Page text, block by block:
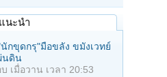
แนะนำ
นักขุดกรุ"มือขลัง ขมังเวทย์
นดิน
เมื่อวาน เวลา 20:53